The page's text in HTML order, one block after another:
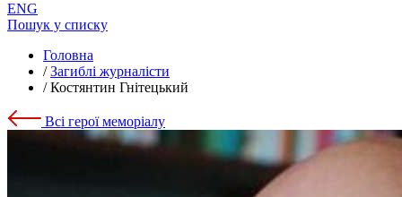
ENG
Пошук у списку
Головна
/Загиблі журналісти
/Костянтин Гнітецький
Всі герої меморіалу